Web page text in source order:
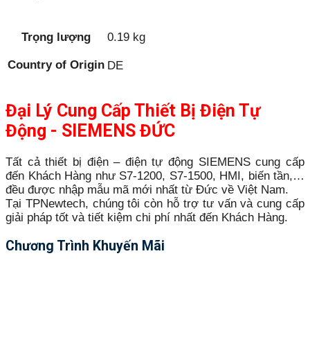
Trọng lượng 0.19 kg
Country of Origin DE
Đại Lý Cung Cấp Thiết Bị Điện Tự
Động - SIEMENS ĐỨC
Tất cả thiết bị điện – điện tự động SIEMENS cung cấp
đến Khách Hàng như S7-1200, S7-1500, HMI, biến tần,…
đều được nhập mẫu mã mới nhất từ Đức về Việt Nam.
Tại TPNewtech, chúng tôi còn hỗ trợ tư vấn và cung cấp
giải pháp tốt và tiết kiệm chi phí nhất đến Khách Hàng.
Chương Trình Khuyến Mãi